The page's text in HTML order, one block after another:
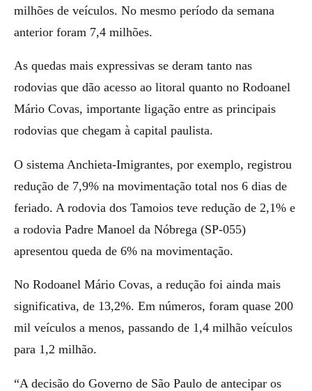
milhões de veículos. No mesmo período da semana
anterior foram 7,4 milhões.
As quedas mais expressivas se deram tanto nas
rodovias que dão acesso ao litoral quanto no Rodoanel
Mário Covas, importante ligação entre as principais
rodovias que chegam à capital paulista.
O sistema Anchieta-Imigrantes, por exemplo, registrou
redução de 7,9% na movimentação total nos 6 dias de
feriado. A rodovia dos Tamoios teve redução de 2,1% e
a rodovia Padre Manoel da Nóbrega (SP-055)
apresentou queda de 6% na movimentação.
No Rodoanel Mário Covas, a redução foi ainda mais
significativa, de 13,2%. Em números, foram quase 200
mil veículos a menos, passando de 1,4 milhão veículos
para 1,2 milhão.
“A decisão do Governo de São Paulo de antecipar os